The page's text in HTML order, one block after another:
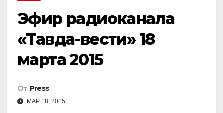
Эфир радиоканала
«Тавда-вести» 18
марта 2015
От Press
МАР 18, 2015